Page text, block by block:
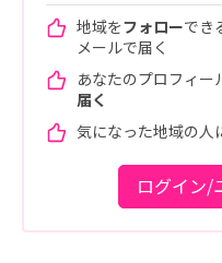
地域をフォローでき
メールで届く
あなたのプロフィー
届く
気になった地域の人
ログイン/